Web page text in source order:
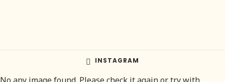
INSTAGRAM
No any image found. Please check it again or try with